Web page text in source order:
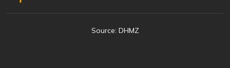
Source: DHMZ